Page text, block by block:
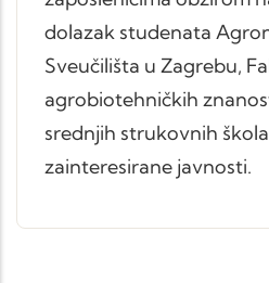
dolazak studenata
Sveučilišta u Zagrebu,
agrobiotehničkih
srednjih strukovnih
zainteresirane javnosti.